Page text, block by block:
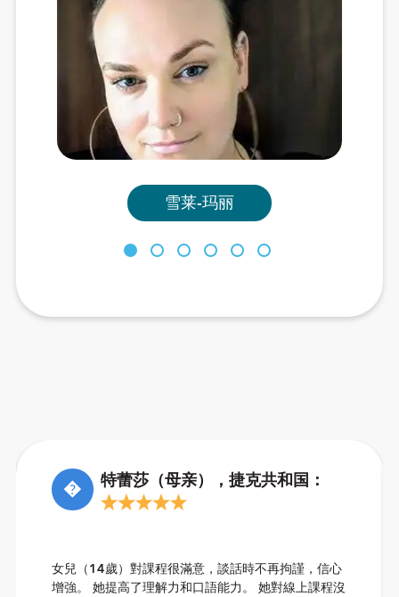
雪莱-玛丽
� 特蕾莎（母亲），捷克共和国：
女兒（14歲）對課程很滿意，談話時不再拘謹，信心
增強。 她提高了理解力和口語能力。 她對線上課程沒